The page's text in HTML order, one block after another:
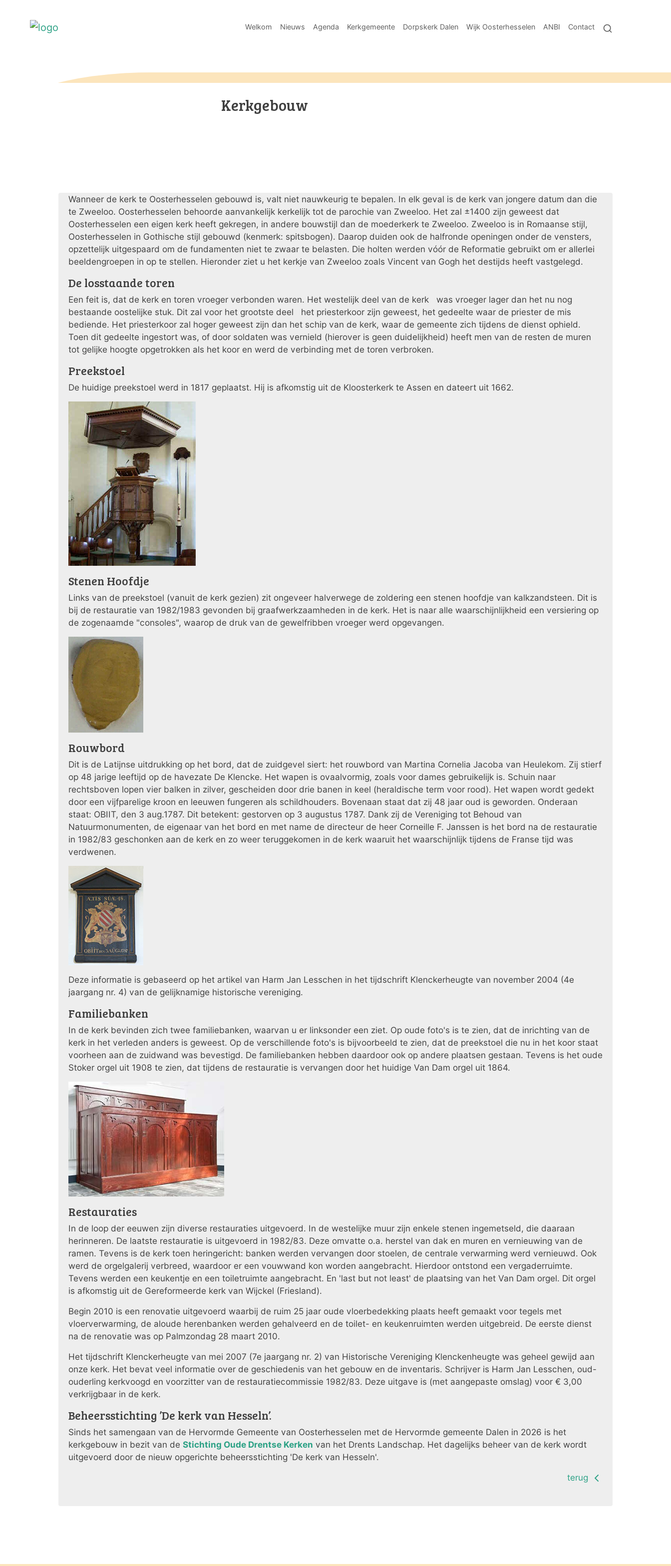
Welkom Nieuws Agenda Kerkgemeente Dorpskerk Dalen Wijk Oosterhesselen ANBI Contact
Kerkgebouw
Wanneer de kerk te Oosterhesselen gebouwd is, valt niet nauwkeurig te bepalen. In elk geval is de kerk van jongere datum dan die
te Zweeloo. Oosterhesselen behoorde aanvankelijk kerkelijk tot de parochie van Zweeloo. Het zal ±1400 zijn geweest dat
Oosterhesselen een eigen kerk heeft gekregen, in andere bouwstijl dan de moederkerk te Zweeloo. Zweeloo is in Romaanse stijl,
Oosterhesselen in Gothische stijl gebouwd (kenmerk: spitsbogen). Daarop duiden ook de halfronde openingen onder de vensters,
opzettelijk uitgespaard om de fundamenten niet te zwaar te belasten. Die holten werden vóór de Reformatie gebruikt om er allerlei
beeldengroepen in op te stellen. Hieronder ziet u het kerkje van Zweeloo zoals Vincent van Gogh het destijds heeft vastgelegd.
De losstaande toren
Een feit is, dat de kerk en toren vroeger verbonden waren. Het westelijk deel van de kerk was vroeger lager dan het nu nog
bestaande oostelijke stuk. Dit zal voor het grootste deel het priesterkoor zijn geweest, het gedeelte waar de priester de mis
bediende. Het priesterkoor zal hoger geweest zijn dan het schip van de kerk, waar de gemeente zich tijdens de dienst ophield.
Toen dit gedeelte ingestort was, of door soldaten was vernield (hierover is geen duidelijkheid) heeft men van de resten de muren
tot gelijke hoogte opgetrokken als het koor en werd de verbinding met de toren verbroken.
Preekstoel
De huidige preekstoel werd in 1817 geplaatst. Hij is afkomstig uit de Kloosterkerk te Assen en dateert uit 1662.
Stenen Hoofdje
Links van de preekstoel (vanuit de kerk gezien) zit ongeveer halverwege de zoldering een stenen hoofdje van kalkzandsteen. Dit is
bij de restauratie van 1982/1983 gevonden bij graafwerkzaamheden in de kerk. Het is naar alle waarschijnlijkheid een versiering op
de zogenaamde "consoles", waarop de druk van de gewelfribben vroeger werd opgevangen.
Rouwbord
Dit is de Latijnse uitdrukking op het bord, dat de zuidgevel siert: het rouwbord van Martina Cornelia Jacoba van Heulekom. Zij stierf
op 48 jarige leeftijd op de havezate De Klencke. Het wapen is ovaalvormig, zoals voor dames gebruikelijk is. Schuin naar
rechtsboven lopen vier balken in zilver, gescheiden door drie banen in keel (heraldische term voor rood). Het wapen wordt gedekt
door een vijfparelige kroon en leeuwen fungeren als schildhouders. Bovenaan staat dat zij 48 jaar oud is geworden. Onderaan
staat: OBIIT, den 3 aug.1787. Dit betekent: gestorven op 3 augustus 1787. Dank zij de Vereniging tot Behoud van
Natuurmonumenten, de eigenaar van het bord en met name de directeur de heer Corneille F. Janssen is het bord na de restauratie
in 1982/83 geschonken aan de kerk en zo weer teruggekomen in de kerk waaruit het waarschijnlijk tijdens de Franse tijd was
verdwenen.
Deze informatie is gebaseerd op het artikel van Harm Jan Lesschen in het tijdschrift Klenckerheugte van november 2004 (4e
jaargang nr. 4) van de gelijknamige historische vereniging.
Familiebanken
In de kerk bevinden zich twee familiebanken, waarvan u er linksonder een ziet. Op oude foto's is te zien, dat de inrichting van de
kerk in het verleden anders is geweest. Op de verschillende foto's is bijvoorbeeld te zien, dat de preekstoel die nu in het koor staat
voorheen aan de zuidwand was bevestigd. De familiebanken hebben daardoor ook op andere plaatsen gestaan. Tevens is het oude
Stoker orgel uit 1908 te zien, dat tijdens de restauratie is vervangen door het huidige Van Dam orgel uit 1864.
Restauraties
In de loop der eeuwen zijn diverse restauraties uitgevoerd. In de westelijke muur zijn enkele stenen ingemetseld, die daaraan
herinneren. De laatste restauratie is uitgevoerd in 1982/83. Deze omvatte o.a. herstel van dak en muren en vernieuwing van de
ramen. Tevens is de kerk toen heringericht: banken werden vervangen door stoelen, de centrale verwarming werd vernieuwd. Ook
werd de orgelgalerij verbreed, waardoor er een vouwwand kon worden aangebracht. Hierdoor ontstond een vergaderruimte.
Tevens werden een keukentje en een toiletruimte aangebracht. En 'last but not least' de plaatsing van het Van Dam orgel. Dit orgel
is afkomstig uit de Gereformeerde kerk van Wijckel (Friesland).
Begin 2010 is een renovatie uitgevoerd waarbij de ruim 25 jaar oude vloerbedekking plaats heeft gemaakt voor tegels met
vloerverwarming, de aloude herenbanken werden gehalveerd en de toilet- en keukenruimten werden uitgebreid. De eerste dienst
na de renovatie was op Palmzondag 28 maart 2010.
Het tijdschrift Klenckerheugte van mei 2007 (7e jaargang nr. 2) van Historische Vereniging Klenckenheugte was geheel gewijd aan
onze kerk. Het bevat veel informatie over de geschiedenis van het gebouw en de inventaris. Schrijver is Harm Jan Lesschen, oud-
ouderling kerkvoogd en voorzitter van de restauratiecommissie 1982/83. Deze uitgave is (met aangepaste omslag) voor € 3,00
verkrijgbaar in de kerk.
Beheersstichting ’De kerk van Hesseln’.
Sinds het samengaan van de Hervormde Gemeente van Oosterhesselen met de Hervormde gemeente Dalen in 2026 is het
kerkgebouw in bezit van de Stichting Oude Drentse Kerken van het Drents Landschap. Het dagelijks beheer van de kerk wordt
uitgevoerd door de nieuw opgerichte beheersstichting 'De kerk van Hesseln'.
terug